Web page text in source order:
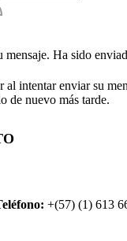
mensaje. Ha sido
al intentar enviar su
de nuevo más tarde.
+(57) (1) 613